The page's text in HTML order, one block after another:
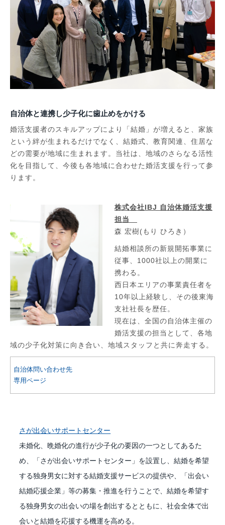
自治体と連携し少子化に歯止めをかける
婚活支援者のスキルアップにより「結婚」が増えると、家族
という絆が生まれるだけでなく、結婚式、教育関連、住居な
どの需要が地域に生まれます。当社は、地域のさらなる活性
化を目指して、今後も各地域に合わせた婚活支援を行って参
ります。
株式会社IBJ 自治体婚活支援
担当
森 宏樹(もり ひろき）
結婚相談所の新規開拓事業に
従事、1000社以上の開業に
携わる。
西日本エリアの事業責任者を
10年以上経験し、その後東海
支社社長を歴任。
現在は、全国の自治体主催の
婚活支援の担当として、各地
域の少子化対策に向き合い、地域スタッフと共に奔走する。
自治体問い合わせ先
専用ページ
さが出会いサポートセンター
未婚化、晩婚化の進行が少子化の要因の一つとしてあるた
め、「さが出会いサポートセンター」を設置し、結婚を希望
する独身男女に対する結婚支援サービスの提供や、「出会い
結婚応援企業」等の募集・推進を行うことで、結婚を希望す
る独身男女の出会いの場を創出するとともに、社会全体で出
会いと結婚を応援する機運を高める。